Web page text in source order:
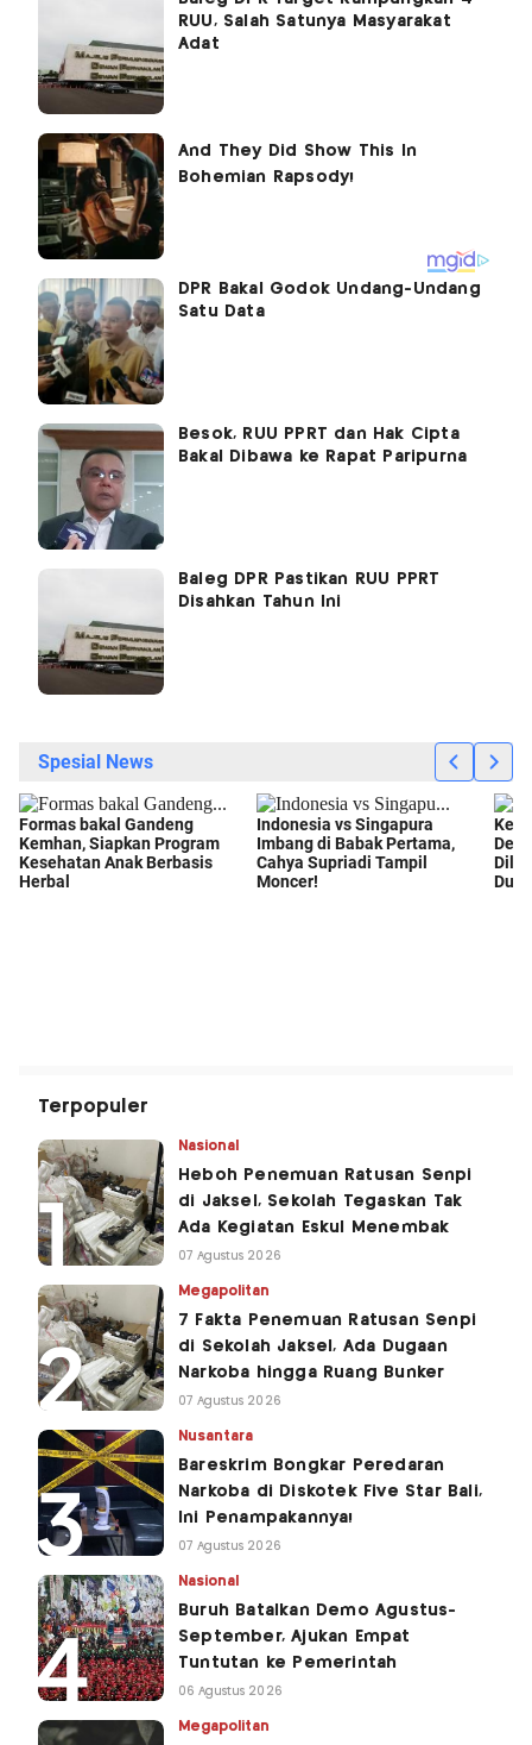
RUU, Salah Satunya Masyarakat
Adat
DPR Bakal Godok Undang-Undang
Satu Data
Besok, RUU PPRT dan Hak Cipta
Bakal Dibawa ke Rapat Paripurna
Baleg DPR Pastikan RUU PPRT
Disahkan Tahun Ini
Terpopuler
Nasional
Heboh Penemuan Ratusan Senpi
di Jaksel, Sekolah Tegaskan Tak
Ada Kegiatan Eskul Menembak
07 Agustus 2026
Megapolitan
7 Fakta Penemuan Ratusan Senpi
di Sekolah Jaksel, Ada Dugaan
Narkoba hingga Ruang Bunker
07 Agustus 2026
Nusantara
Bareskrim Bongkar Peredaran
Narkoba di Diskotek Five Star Bali,
Ini Penampakannya!
07 Agustus 2026
Nasional
Buruh Batalkan Demo Agustus-
September, Ajukan Empat
Tuntutan ke Pemerintah
06 Agustus 2026
Megapolitan